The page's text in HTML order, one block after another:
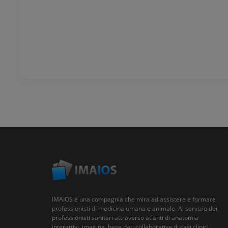
IMAIOS è una compagnia che mira ad assistere e formare
professionisti di medicina umana e animale. Al servizio dei
professionisti sanitari attraverso atlanti di anatomia